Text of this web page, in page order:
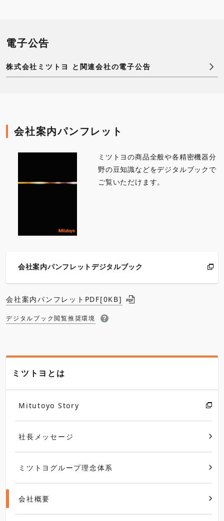
電子公告
株式会社ミツトヨ と関連会社の電子公告
会社案内パンフレット
ミツトヨの商品全般や各精密機器分
野の豆知識などをデジタルブックで
ご覧いただけます。
会社案内パンフレットデジタルブック
会社案内パンフレットPDF[0KB]
デジタルブック閲覧推奨環境
ミツトヨとは
Mitutoyo Story
社長メッセージ
ミツトヨグループ理念体系
会社概要